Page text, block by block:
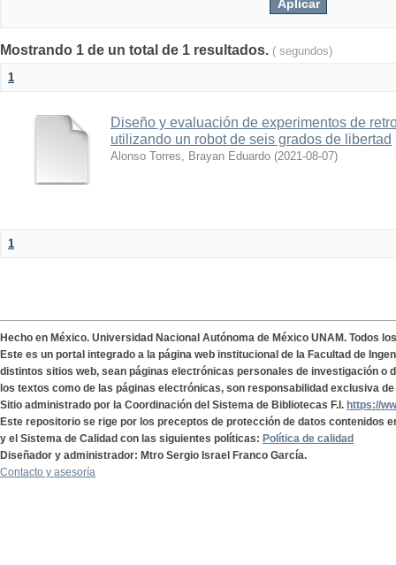
Mostrando 1 de un total de 1 resultados. ( segundos)
1
Diseño y evaluación de experimentos de
utilizando un robot de seis grados de libertad
Alonso Torres, Brayan Eduardo (2021-08-07)
1
Hecho en México. Universidad Nacional Autónoma de México UNAM. Todos
Este es un portal integrado a la página web institucional de la Facultad de
distintos sitios web, sean páginas electrónicas personales de investigación o
los textos como de las páginas electrónicas, son responsabilidad exclusiva
Sitio administrado por la Coordinación del Sistema de Bibliotecas F.I. https://
Este repositorio se rige por los preceptos de protección de datos contenidos
y el Sistema de Calidad con las siguientes políticas: Política de calidad
Diseñador y administrador: Mtro Sergio Israel Franco García.
Contacto y asesoría